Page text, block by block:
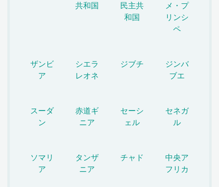
共和国
民主共
和国
メ・プ
リンシ
ペ
ザンビ
ア
シエラ
レオネ
ジブチ
ジンバ
ブエ
スーダ
ン
赤道ギ
ニア
セーシ
ェル
セネガ
ル
ソマリ
ア
タンザ
ニア
チャド
中央ア
フリカ